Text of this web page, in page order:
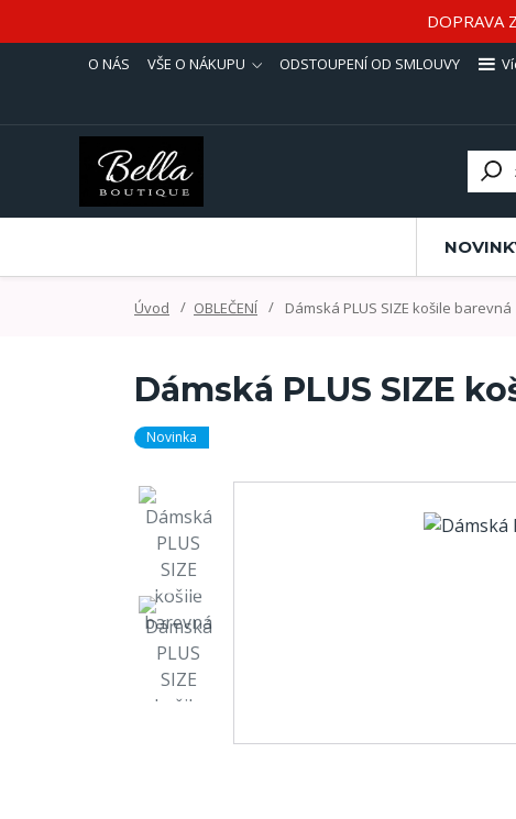
DOPRAVA
O NÁS VŠE O NÁKUPU ODSTOUPENÍ OD SMLOUVY
Úvod OBLEČENÍ Dámská PLUS SIZE košile barevná
Dámská PLUS SIZE
Novinka